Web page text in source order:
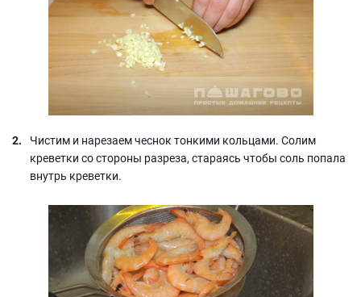
Чистим и нарезаем чеснок тонкими кольцами. Солим
креветки со стороны разреза, стараясь чтобы соль попала
внутрь креветки.